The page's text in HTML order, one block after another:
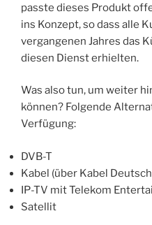
passte dieses Produkt
ins Konzept, so dass alle
vergangenen Jahres das
diesen Dienst erhielten.
Was also tun, um weiter
können? Folgende
Verfügung:
DVB-T
Kabel (über Kabel
IP-TV mit Telekom
Satellit